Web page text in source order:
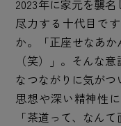
2023年に家元を襲
尽力する十代目で
か。「正座せなあ
（笑）」。そんな
なつながりに気が
思想や深い精神性
「茶道って、なん